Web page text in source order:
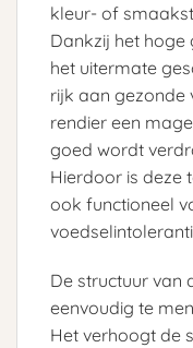
kleur- of
Dankzij het hoge
het uitermate
rijk aan gezonde
rendier een
goed wordt
Hierdoor is deze
ook functioneel
De structuur van
eenvoudig te
Het verhoogt de